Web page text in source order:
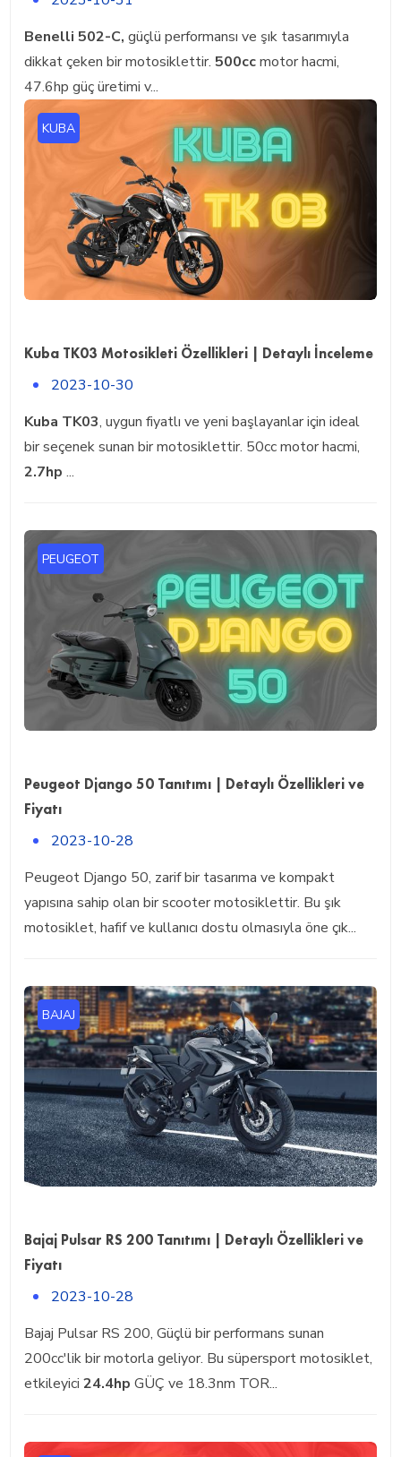
Benelli 502-C, güçlü performansı ve şık tasarımıyla
dikkat çeken bir motosiklettir.500ccmotor hacmi,
47.6hp güç üretimi v...
KUBA
Kuba TK03 Motosikleti Özellikleri | Detaylı İnceleme
2023-10-30
Kuba TK03, uygun fiyatlı ve yeni başlayanlar için ideal
bir seçenek sunan bir motosiklettir. 50cc motor hacmi,
2.7hp ...
PEUGEOT
Peugeot Django 50 Tanıtımı | Detaylı Özellikleri ve
Fiyatı
2023-10-28
Peugeot Django 50, zarif bir tasarıma ve kompakt
yapısına sahip olan bir scooter motosiklettir. Bu şık
motosiklet, hafif ve kullanıcı dostu olmasıyla öne çık...
BAJAJ
Bajaj Pulsar RS 200 Tanıtımı | Detaylı Özellikleri ve
Fiyatı
2023-10-28
Bajaj Pulsar RS 200, Güçlü bir performans sunan
200cc'lik bir motorla geliyor. Bu süpersport motosiklet,
etkileyici24.4hp GÜÇ ve 18.3nm TOR...